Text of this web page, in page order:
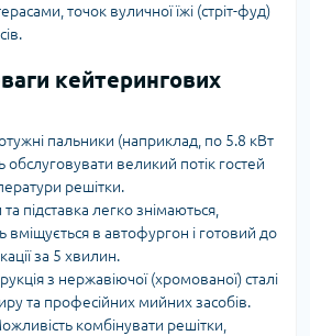
точок вуличної їжі (стріт-фуд)
кейтерингових
пальники (наприклад, по 5.8 кВт
великий потік гостей
решітки.
підставка легко знімаються,
вміщується в автофургон і готовий до
за 5 хвилин.
з нержавіючої (хромованої) сталі
та професійних мийних засобів.
комбінувати решітки,